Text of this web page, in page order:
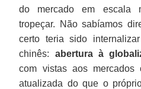
do mercado em escala
tropeçar. Não sabíamos
certo teria sido
chinês: abertura à
com vistas aos mercados
atualizada do que o